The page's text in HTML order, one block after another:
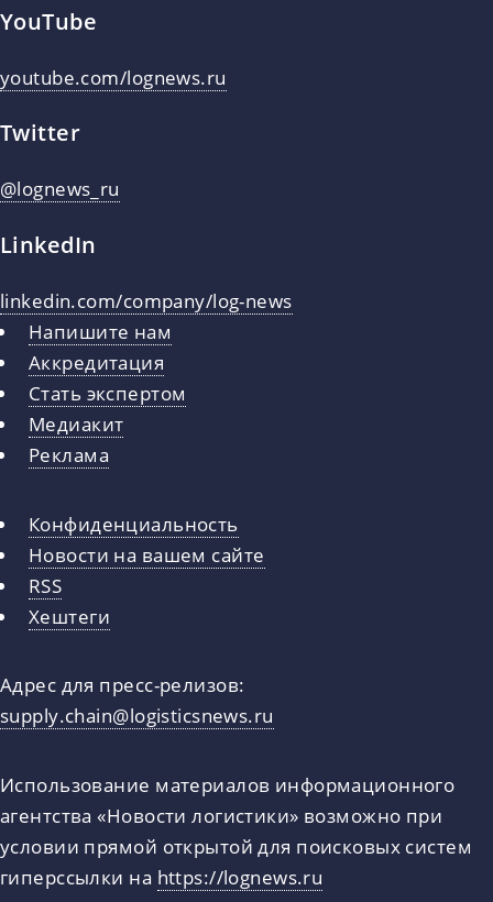
YouTube
youtube.com/lognews.ru
Twitter
@lognews_ru
LinkedIn
linkedin.com/company/log-news
Напишите нам
Аккредитация
Стать экспертом
Медиакит
Реклама
Конфиденциальность
Новости на вашем сайте
RSS
Хештеги
Адрес для пресс-релизов:
supply.chain@logisticsnews.ru
Использование материалов информационного
агентства «Новости логистики» возможно при
условии прямой открытой для поисковых систем
гиперссылки на https://lognews.ru